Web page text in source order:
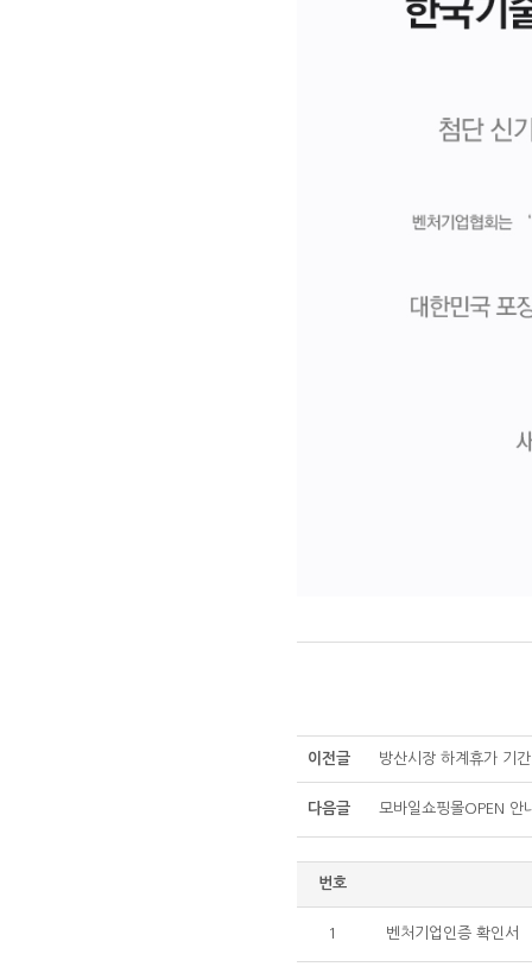
이전글 방산시장 하계휴가 기
다음글 모바일쇼핑몰OPEN 안
번호
1 벤처기업인증 확인서